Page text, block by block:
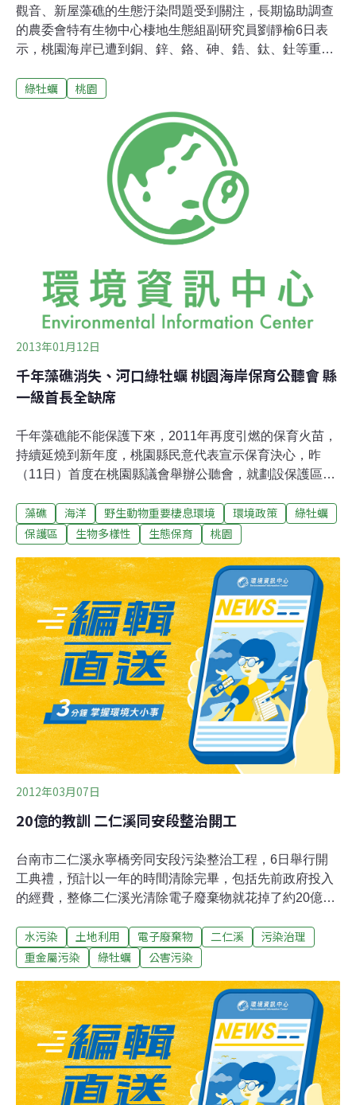
觀音、新屋藻礁的生態汙染問題受到關注，長期協助調查
的農委會特有生物中心棲地生態組副研究員劉靜榆6日表
示，桃園海岸已遭到銅、鋅、鉻、砷、鋯、鈦、釷等重金
還有放射性汙染之虞。縣府新聞處6日晚發布新聞稿，強
業單位調查，觀新藻礁地區海岸並未發現牡蠣存在，且根
據民國92年到103年第一季海域監測結果，桃園海岸水質
重金屬成份，每年都符合乙類海域水質標準值，並無重金
屬超標及健康風險。對縣府的回應，「我是中壢人」臉書
團長王浩宇、桃園潘忠政批評縣府「睜眼說瞎話」，表示
「隨時可以帶縣府人員到桃園海岸挖綠牡蠣」。潘忠政
說，桃園北部海岸的藻礁早已死絕，現在連殘存的4公里
岸捕撈海瓜子跟珠螺，這些海產可能都受到重金屬汙染。
綠牡蠣 桃園
2013年01月12日
千年藻礁消失、河口綠牡蠣 桃園海岸保育公聽會 縣
一級首長全缺席
千年藻礁能不能保護下來，2011年再度引燃的保育火苗，
持續延燒到新年度，桃園縣民意代表宣示保育決心，昨
（11日）首度在桃園縣議會舉辦公聽會，就劃設保護區行
行檢討。同時，地方團體更展示在老街溪、新街溪口採集
到的「綠牡蠣」，有的地方甚至已無牡蠣可採，只剩空
議員表示無法認同縣政只派科長層級參加，要求在開議之
前兩周召開第二次公聽會，各部門首長都需親自報告。藻
礁學者建議設「自然保留區」透過攝影家齊柏林空拍影
像，桃園40公里海岸線，溪流、河口遭到工業廢水污染呈
現紅、黑海的景象，長期追蹤海岸生態的特有生物中心副
研究員劉靜榆觀察，桃園海岸早已是台灣最污染的縣市。
他在簡報時表示，藻礁珍貴的人文、地質、生態，三者缺
一不可，唯有《文化資產保存法》自然保留區才能保護。
藻礁 海洋 野生動物重要棲息環境 環境政策
綠牡蠣
保護區
生物多樣性 生態保育 桃園
2012年03月07日
20億的教訓 二仁溪同安段整治開工
台南市二仁溪永寧橋旁同安段污染整治工程，6日舉行開
工典禮，預計以一年的時間清除完畢，包括先前政府投入
的經費，整條二仁溪光清除電子廢棄物就花掉了約20億
德感嘆說，當初二仁溪熔煉廢五金，拿走黃金卻留下垃
圾，光一條二仁溪，包括台南、高雄兩岸，投入清除的經
到20億，如今卻要付出這麼大的代價整治，值得我們好好
警惕。」二仁溪沿岸受廢五金熔煉業污染，民國76年爆發
「綠牡蠣事件」後，政府開始著手調查及整治，整條二仁
溪沿岸埋藏了大量的電子廢棄物，沿岸部分土地也遭到重
金屬污染；其中，第六河川局花了10餘億元大致完成堤岸
電子廢棄物的清理。而位於南區灣裡永寧橋旁的同安段，
水污染 土地利用 電子廢棄物 二仁溪
污染治理
重金屬污染
綠牡蠣 公害污染